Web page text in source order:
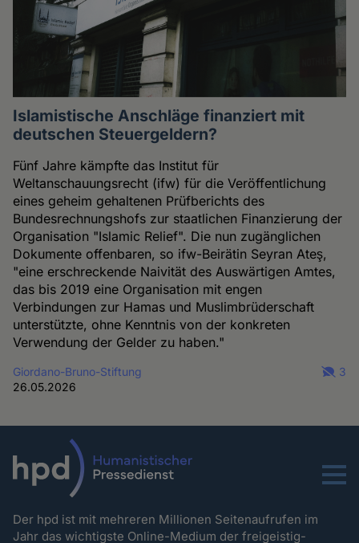
Islamistische Anschläge finanziert mit
deutschen Steuergeldern?
Fünf Jahre kämpfte das Institut für
Weltanschauungsrecht (ifw) für die Veröffentlichung
eines geheim gehaltenen Prüfberichts des
Bundesrechnungshofs zur staatlichen Finanzierung der
Organisation "Islamic Relief". Die nun zugänglichen
Dokumente offenbaren, so ifw-Beirätin Seyran Ateş,
"eine erschreckende Naivität des Auswärtigen Amtes,
das bis 2019 eine Organisation mit engen
Verbindungen zur Hamas und Muslimbrüderschaft
unterstützte, ohne Kenntnis von der konkreten
Verwendung der Gelder zu haben."
Giordano-Bruno-Stiftung
26.05.2026
3
Menu
Der hpd ist mit mehreren Millionen Seitenaufrufen im
Jahr das wichtigste Online-Medium der freigeistig-